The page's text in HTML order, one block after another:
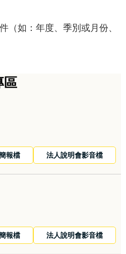
（如：年度、季別或月份、
區
報檔 法人說明會影音檔
報檔 法人說明會影音檔